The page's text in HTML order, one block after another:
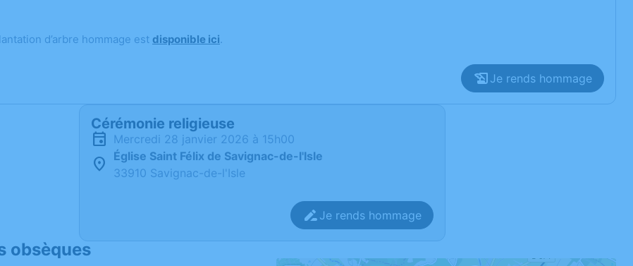
d’arbre hommage est disponible ici.
Je rends hommage
Cérémonie religieuse
mercredi 28 janvier 2026 à 15h00
Église Saint Félix de Savignac-de-l'Isle
33910 Savignac-de-l'Isle
Je rends hommage
obsèques